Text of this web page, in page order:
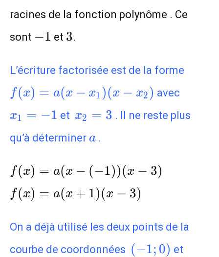
racines de la fonction polynôme . Ce
sont -1
−1 et 3
3.
L’écriture factorisée est de la forme
f (x) = a(x − x1 )(x − x2) avec
x1 = −1 et x_2=3
x2 = 3 . Il ne reste plus
qu’à déterminer a
a .
f(x)=a(x-(-1))(x-
3)\\f(x)=a(x+1)
(x-3)
f (x) = a(x − (−1))(x − 3)
f (x) = a(x + 1)(x − 3)
On a déjà utilisé les deux points de la
courbe de coordonnées (-1;0)
(−1; 0) et